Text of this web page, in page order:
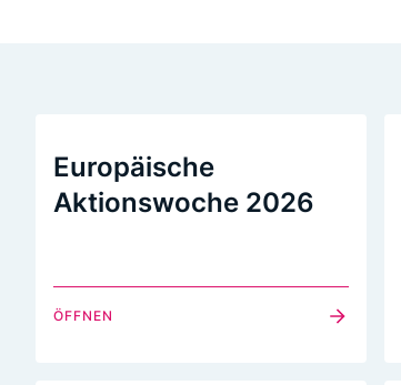
Europäische
Aktionswoche 2026
ÖFFNEN